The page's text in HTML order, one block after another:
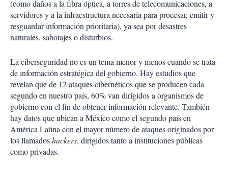
(como daños a la fibra óptica, a torres de telecomunicaciones, a
servidores y a la infraestructura necesaria para procesar, emitir y
resguardar información prioritaria), ya sea por desastres
naturales, sabotajes o disturbios.
La ciberseguridad no es un tema menor y menos cuando se trata
de información estratégica del gobierno. Hay estudios que
revelan que de 12 ataques cibernéticos que se producen cada
segundo en nuestro país, 60% van dirigidos a organismos de
gobierno con el fin de obtener información relevante. También
hay datos que ubican a México como el segundo país en
América Latina con el mayor número de ataques originados por
los llamadoshackers, dirigidos tanto a instituciones públicas
como privadas.